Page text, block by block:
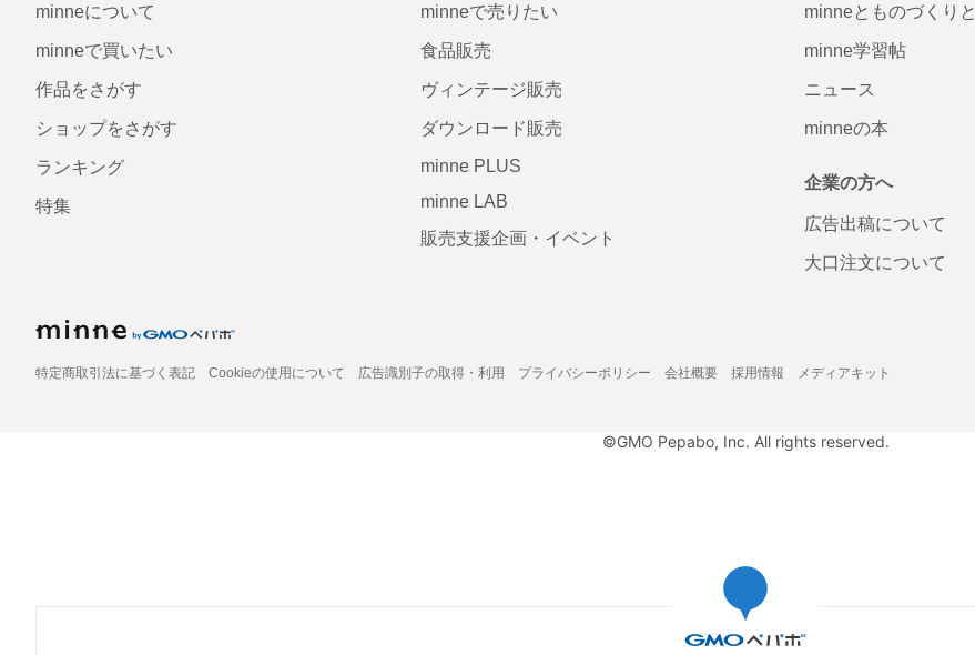
minneについて
minneで買いたい
作品をさがす
ショップをさがす
ランキング
特集
minneで売りたい
食品販売
ヴィンテージ販売
ダウンロード販売
minne PLUS
minne LAB
販売支援企画・イベント
minneとものづくりと
minne学習帖
ニュース
minneの本
企業の方へ
広告出稿について
大口注文について
特定商取引法に基づく表記 Cookieの使用について 広告識別子の取得・利用 プライバシーポリシー 会社概要 採用情報 メディアキット
©GMO Pepabo, Inc. All rights reserved.